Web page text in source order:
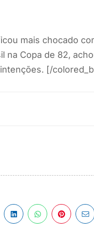
mais chocado
na Copa de 82,
[/